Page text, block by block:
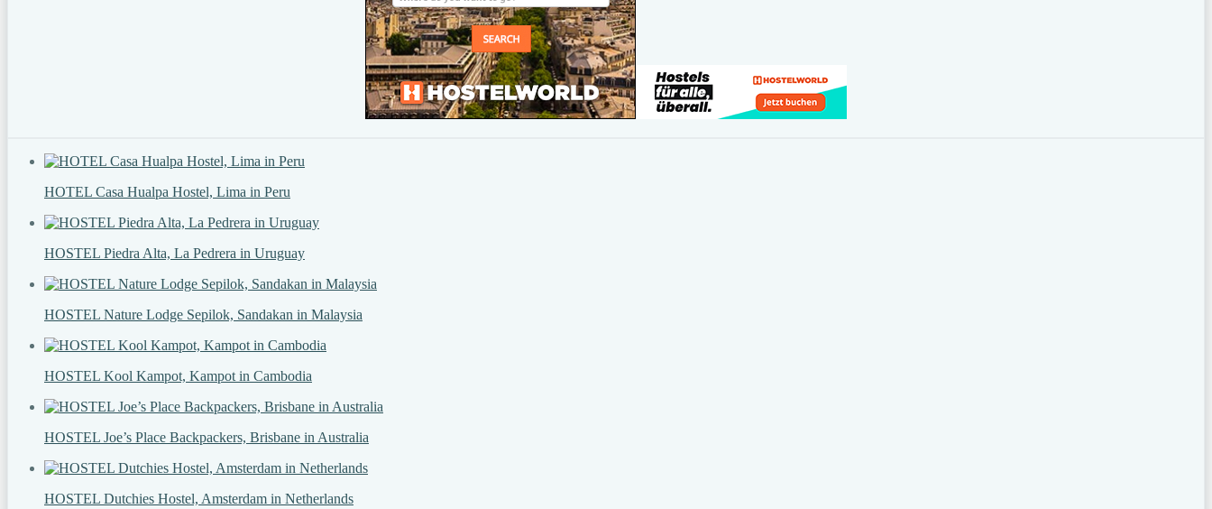
HOTEL Casa Hualpa Hostel, Lima in Peru
HOSTEL Piedra Alta, La Pedrera in Uruguay
HOSTEL Nature Lodge Sepilok, Sandakan in Malaysia
HOSTEL Kool Kampot, Kampot in Cambodia
HOSTEL Joe’s Place Backpackers, Brisbane in Australia
HOSTEL Dutchies Hostel, Amsterdam in Netherlands